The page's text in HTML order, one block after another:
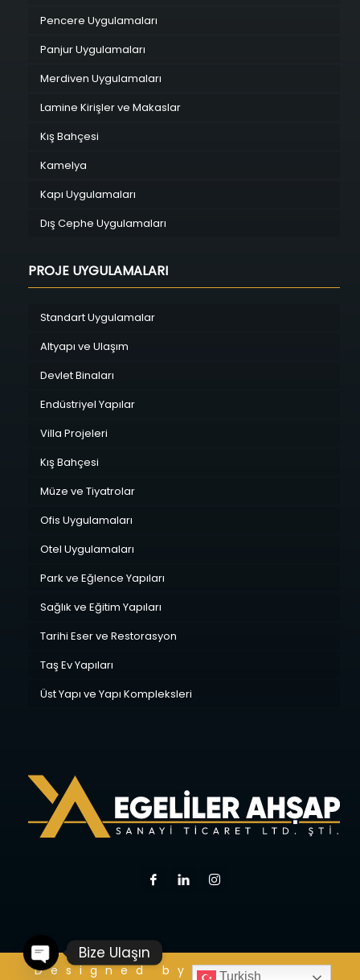
Pencere Uygulamaları
Panjur Uygulamaları
Merdiven Uygulamaları
Lamine Kirişler ve Makaslar
Kış Bahçesi
Kamelya
Kapı Uygulamaları
Dış Cephe Uygulamaları
PROJE UYGULAMALARI
Standart Uygulamalar
Altyapı ve Ulaşım
Devlet Binaları
Endüstriyel Yapılar
Villa Projeleri
Kış Bahçesi
Müze ve Tiyatrolar
Ofis Uygulamaları
Otel Uygulamaları
Park ve Eğlence Yapıları
Sağlık ve Eğitim Yapıları
Tarihi Eser ve Restorasyon
Taş Ev Yapıları
Üst Yapı ve Yapı Kompleksleri
Designed by:KREASIST
Turkish
Bize Ulaşın
O
p
e
n
c
h
at